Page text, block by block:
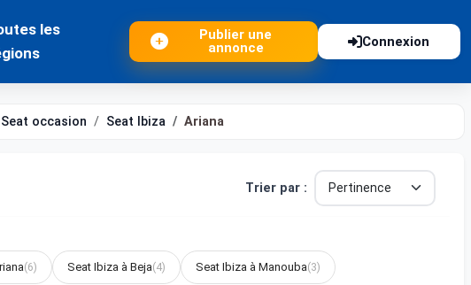
les
Publier une
annonce
Connexion
Seat occasion Seat Ibiza Ariana
Trier par :
(6) Seat Ibiza à Beja(4) Seat Ibiza à Manouba(3)